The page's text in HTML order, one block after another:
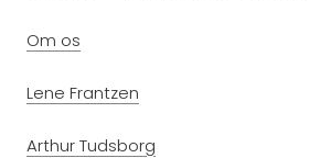
Om os
Lene Frantzen
Arthur Tudsborg